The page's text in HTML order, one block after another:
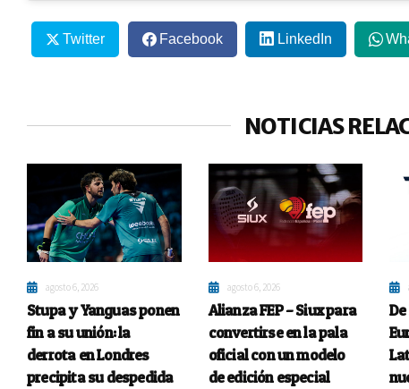
Twitter Facebook LinkedIn
NOTICIAS
agosto 6, 2026
Stupa y Yanguas ponen
fin a su unión: la
derrota en Londres
precipita su despedida
agosto 6, 2026
Alianza FEP – Siux para
convertirse en la pala
oficial con un modelo
de edición especial